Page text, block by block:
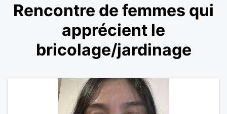
Rencontre de femmes qui
apprécient le
bricolage/jardinage